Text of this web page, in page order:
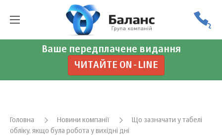
Ваше передплачене видання
ЧИТАЙТЕ ON-LINE
Головна Новини компанії
Що зазначати у табелі
обліку, якщо була робота у вихідні дні